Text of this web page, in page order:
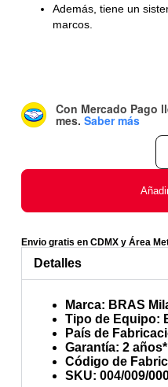
Además, tiene un
marcos.
Con Mercado Pago
mes. Saber más
Envio gratis en CDMX y Área
Detalles
Marca: BRAS
Tipo de Equipo:
País de
Garantía: 2 años*
Código de
SKU: 004/009/